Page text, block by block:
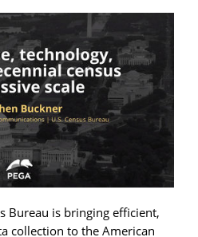
Bureau is bringing efficient,
collection to the American